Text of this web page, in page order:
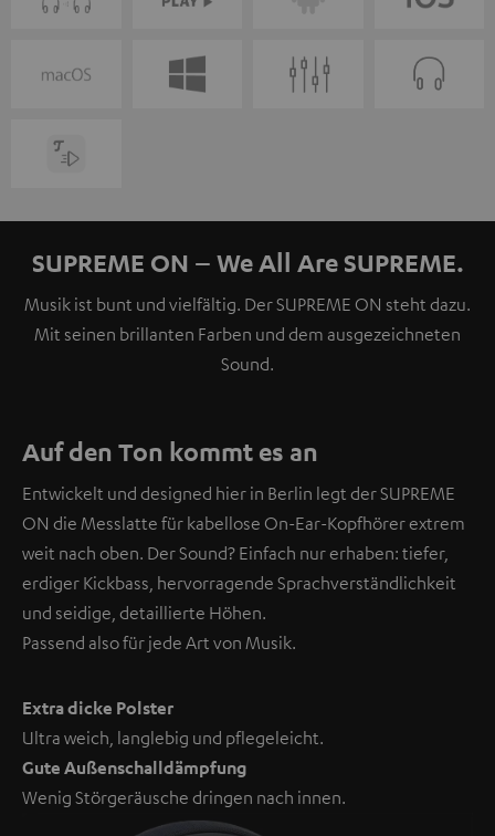
SUPREME ON – We All Are SUPREME.
Musik ist bunt und vielfältig. Der SUPREME ON steht dazu.
Mit seinen brillanten Farben und dem ausgezeichneten
Sound.
Auf den Ton kommt es an
Entwickelt und designed hier in Berlin legt der SUPREME
ON die Messlatte für kabellose On-Ear-Kopfhörer extrem
weit nach oben. Der Sound? Einfach nur erhaben: tiefer,
erdiger Kickbass, hervorragende Sprachverständlichkeit
und seidige, detaillierte Höhen.
Passend also für jede Art von Musik.
Extra dicke Polster
Ultra weich, langlebig und pflegeleicht.
Gute Außenschalldämpfung
Wenig Störgeräusche dringen nach innen.